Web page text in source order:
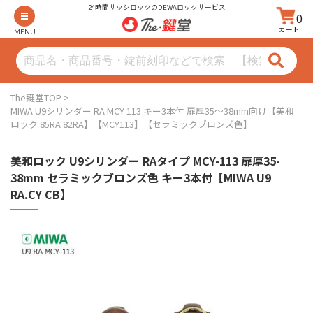
MENU
24時間サッシロックのDEWAロックサービス
0
カート
The鍵堂TOP
MIWA U9シリンダー RA MCY-113 キー3本付 扉厚35〜38mm向け【美和
ロック 85RA 82RA】【MCY113】【セラミックブロンズ色】
美和ロック U9シリンダー RAタイプ MCY-113 扉厚35-
38mm セラミックブロンズ色 キー3本付【MIWA U9
RA.CY CB】